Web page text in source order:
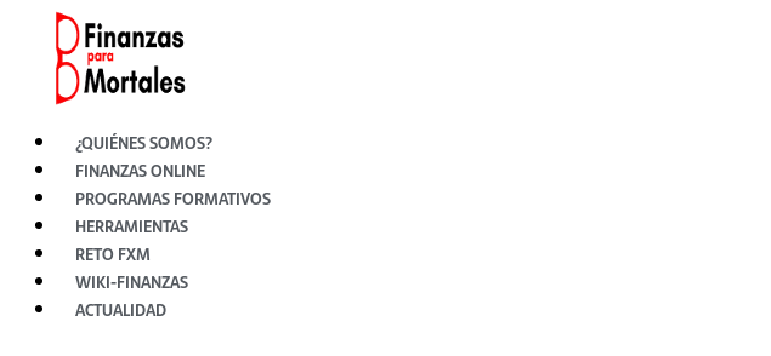
contenido
¿QUIÉNES SOMOS?
FINANZAS ONLINE
PROGRAMAS FORMATIVOS
HERRAMIENTAS
RETO FXM
WIKI-FINANZAS
ACTUALIDAD